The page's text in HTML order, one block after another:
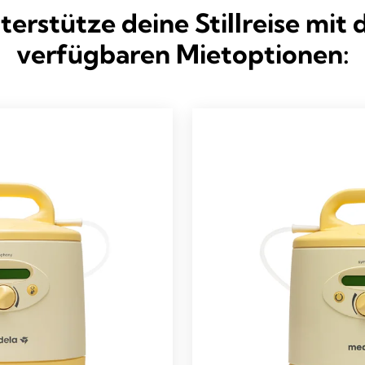
deine Stillreise mit
verfügbaren Mietoptionen: